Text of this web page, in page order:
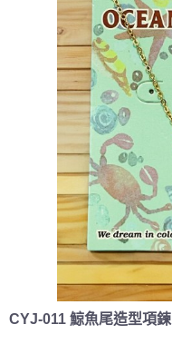
CYJ-011 鯨魚尾造型項鍊